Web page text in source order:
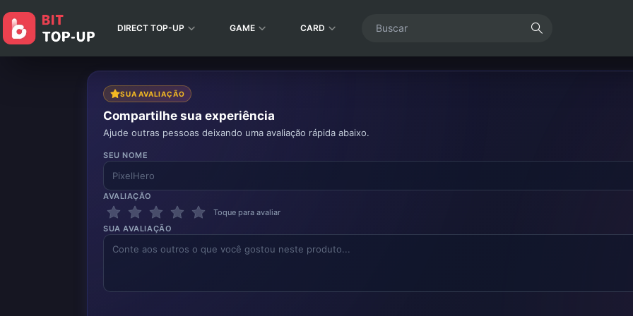
DIRECT TOP-UP GAME CARD
SUA AVALIAÇÃO
Compartilhe sua experiência
Ajude outras pessoas deixando uma avaliação rápida abaixo.
SEU NOME
AVALIAÇÃO
Toque para avaliar
SUA AVALIAÇÃO